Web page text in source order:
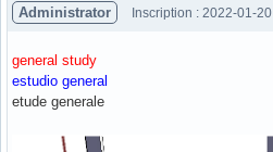
Administrator Inscription : 2022-01-20
general study
estudio general
etude generale